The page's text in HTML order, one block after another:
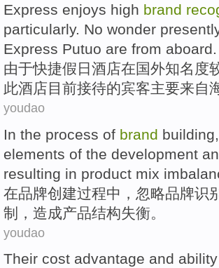
Express enjoys high brand
particularly. No wonder
Express Putuo are from aboard.
由于快捷假日酒店在国外知名度
此酒店目前接待的宾客主要来自
youdao
In the process of brand building
elements of the development
resulting in product mix
在品牌创建过程中， 忽略品牌识
制 ， 造成产品结构失衡。
youdao
Their cost advantage and ability